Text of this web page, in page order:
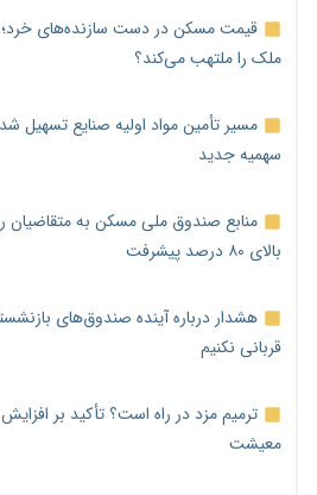
قیمت مسکن در دست سازنده‌های خرد؛
ملک را ملتهب می‌کند؟
سهمیه جدید
منابع صندوق ملی مسکن به متقاضیان
بالای ۸۰ درصد پیشرفت
هشدار درباره آینده صندوق‌های
قربانی نکنیم
ترمیم مزد در راه است؟ تأکید بر
معیشت